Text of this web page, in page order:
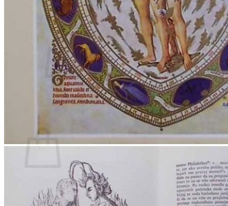
Nema proizvoda u košarici
Povratak u trgovinu
Nema proizvoda u košarici
Povratak u trgovinu